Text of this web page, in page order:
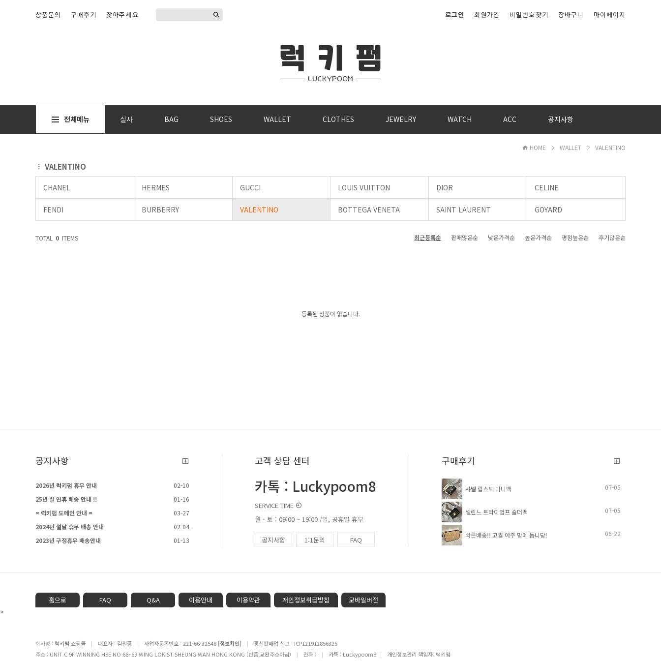
상품문의 구매후기 찾아주세요 로그인 회원가입 비밀번호찾기 장바구니 마이페이지
전체메뉴 실사 BAG SHOES WALLET CLOTHES JEWELRY WATCH ACC 공지사항
HOME WALLET VALENTINO
VALENTINO
CHANEL HERMES GUCCI LOUIS VUITTON DIOR CELINE
FENDI BURBERRY VALENTINO BOTTEGA VENETA SAINT LAURENT GOYARD
TOTAL 0 ITEMS 최근등록순 판매많은순 낮은가격순 높은가격순 평점높은순 후기많은순
등록된 상품이 없습니다.
공지사항
2026년 럭키펌 휴무 안내
02-10
25년 설 연휴 배송 안내 !!
01-16
= 럭키펌 도메인 안내 =
03-27
2024년 설날 휴무 배송 안내
02-04
2023년 구정휴무 배송안내
01-13
고객 상담 센터
카톡 : Luckypoom8
SERVICE TIME
월 - 토 : 09:00 ~ 19:00 /일, 공휴일 휴무
공지사항 1:1문의 FAQ
구매후기
샤넬 립스틱 미니백 07-05
셀린느 트라이엄프 숄더백 07-05
빠른배송!! 고퀄 아주 맘에 듭니당! 06-22
홈으로 FAQ Q&A 이용안내 이용약관 개인정보취급방침 모바일버전
>
회사명 : 럭키펌 쇼핑몰 | 대표자 : 김필중 | 사업자등록번호 : 221-66-32548 [정보확인] |
통신판매업 신고 : ICP121912856325
주소 : UNIT C 9F WINNING HSE NO 66~69 WING LOK ST SHEUNG WAN HONG KONG (반품,교환주소아님)
| 전화 : | 카톡 : Luckypoom8 | 개인정보관리 책임자: 럭키펌